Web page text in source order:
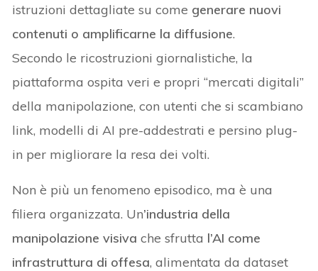
istruzioni dettagliate su come generare nuovi
contenuti o amplificarne la diffusione.
Secondo le ricostruzioni giornalistiche, la
piattaforma ospita veri e propri “mercati digitali”
della manipolazione, con utenti che si scambiano
link, modelli di AI pre-addestrati e persino plug-
in per migliorare la resa dei volti.
Non è più un fenomeno episodico, ma è una
filiera organizzata. Un’industria della
manipolazione visiva che sfrutta l’AI come
infrastruttura di offesa, alimentata da dataset